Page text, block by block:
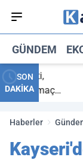
GÜNDEM
SON
DAKİKA
bitti,
maç
Haberler